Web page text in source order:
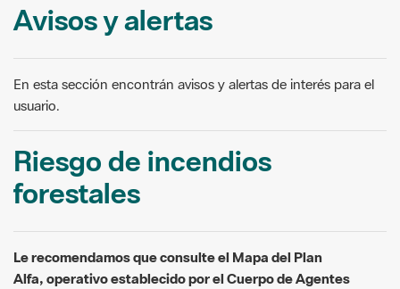
Avisos y alertas
En esta sección encontrán avisos y alertas de interés para el
usuario.
Riesgo de incendios
forestales
Le recomendamos que consulte el Mapa del Plan
Alfa, operativo establecido por el Cuerpo de Agentes